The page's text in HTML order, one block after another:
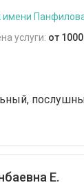
имени
услуги: от
Е.